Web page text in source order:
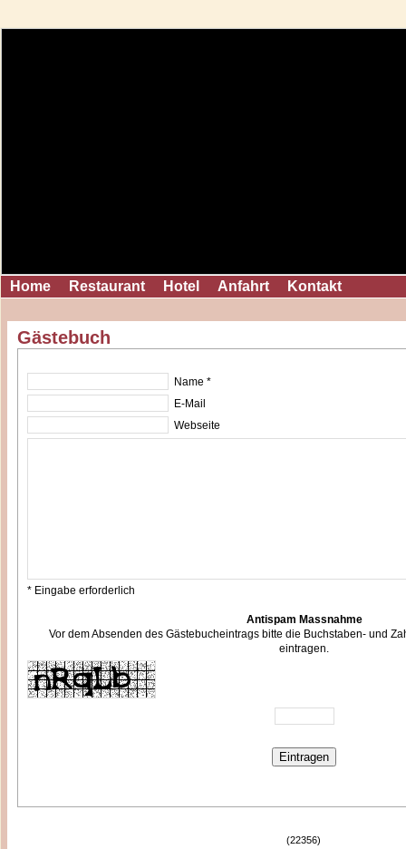
Home Restaurant Hotel Anfahrt Kontakt
Gästebuch
Name *
E-Mail
Webseite
* Eingabe erforderlich
Antispam Massnahme
Vor dem Absenden des Gästebucheintrags bitte die Buchstaben- und
eintragen.
(22356)